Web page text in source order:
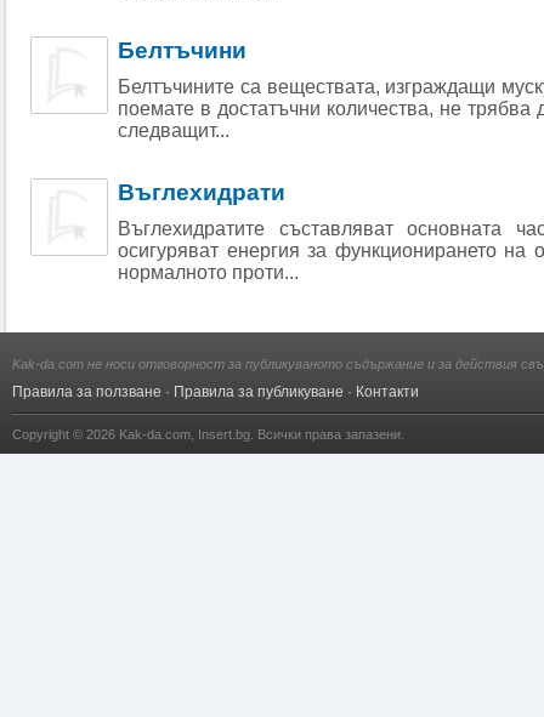
Белтъчини
Белтъчините са веществата, изграждащи
поемате в достатъчни количества, не трябва
следващит...
Въглехидрати
Въглехидратите съставляват основната
осигуряват енергия за функционирането на
нормалното проти...
Kak-da.com не носи отговорност за публикуваното съдържание и за действия
Правила за ползване · Правила за публикуване · Контакти
Copyright © 2026 Kak-da.com Insert.bg . Всички права запазени.